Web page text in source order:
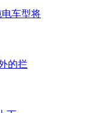
车型将
的拦